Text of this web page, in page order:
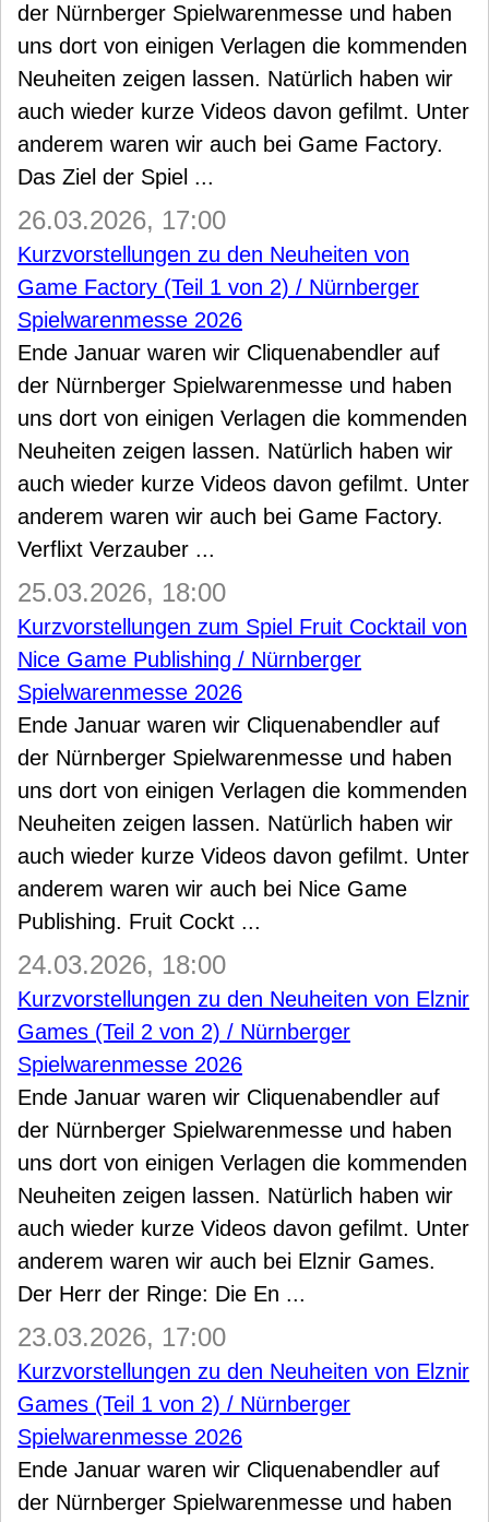
der Nürnberger Spielwarenmesse und haben
uns dort von einigen Verlagen die kommenden
Neuheiten zeigen lassen. Natürlich haben wir
auch wieder kurze Videos davon gefilmt. Unter
anderem waren wir auch bei Game Factory.
Das Ziel der Spiel ...
26.03.2026, 17:00
Kurzvorstellungen zu den Neuheiten von
Game Factory (Teil 1 von 2) / Nürnberger
Spielwarenmesse 2026
Ende Januar waren wir Cliquenabendler auf
der Nürnberger Spielwarenmesse und haben
uns dort von einigen Verlagen die kommenden
Neuheiten zeigen lassen. Natürlich haben wir
auch wieder kurze Videos davon gefilmt. Unter
anderem waren wir auch bei Game Factory.
Verflixt Verzauber ...
25.03.2026, 18:00
Kurzvorstellungen zum Spiel Fruit Cocktail von
Nice Game Publishing / Nürnberger
Spielwarenmesse 2026
Ende Januar waren wir Cliquenabendler auf
der Nürnberger Spielwarenmesse und haben
uns dort von einigen Verlagen die kommenden
Neuheiten zeigen lassen. Natürlich haben wir
auch wieder kurze Videos davon gefilmt. Unter
anderem waren wir auch bei Nice Game
Publishing. Fruit Cockt ...
24.03.2026, 18:00
Kurzvorstellungen zu den Neuheiten von Elznir
Games (Teil 2 von 2) / Nürnberger
Spielwarenmesse 2026
Ende Januar waren wir Cliquenabendler auf
der Nürnberger Spielwarenmesse und haben
uns dort von einigen Verlagen die kommenden
Neuheiten zeigen lassen. Natürlich haben wir
auch wieder kurze Videos davon gefilmt. Unter
anderem waren wir auch bei Elznir Games.
Der Herr der Ringe: Die En ...
23.03.2026, 17:00
Kurzvorstellungen zu den Neuheiten von Elznir
Games (Teil 1 von 2) / Nürnberger
Spielwarenmesse 2026
Ende Januar waren wir Cliquenabendler auf
der Nürnberger Spielwarenmesse und haben